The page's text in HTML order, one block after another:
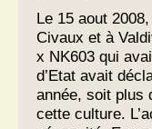
Le 15 aout
Civaux et à
x NK603 qui
d’Etat avait
année, soit plus
cette culture.